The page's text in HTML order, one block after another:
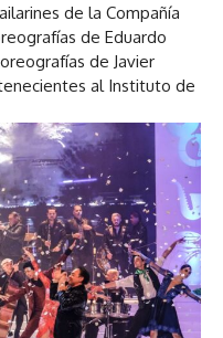
de la Compañía
de Eduardo
de Javier
al Instituto de